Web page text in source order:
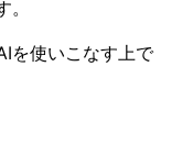
を使いこなす上で